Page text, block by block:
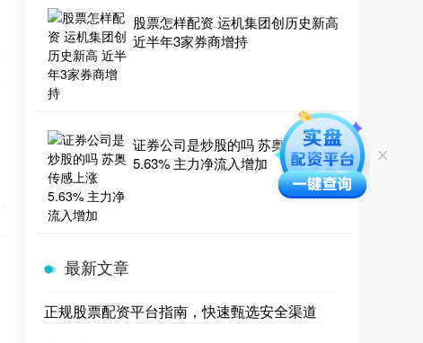
股票怎样配资 运机集团创历史新高
近半年3家券商增持
证券公司是炒股的吗 苏奥传感上涨
5.63% 主力净流入增加
最新文章
正规股票配资平台指南，快速甄选安全渠道